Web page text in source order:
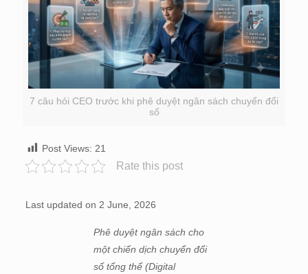
7 câu hỏi CEO trước khi phê duyệt ngân sách chuyển đổi
số
Post Views: 21
Rate this post
Last updated on 2 June, 2026
Phê duyệt ngân sách cho
một chiến dịch chuyển đổi
số tổng thể (Digital